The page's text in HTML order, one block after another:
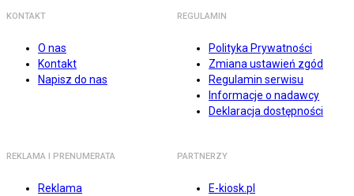
KONTAKT
O nas
Kontakt
Napisz do nas
REGULAMIN
Polityka Prywatności
Zmiana ustawień zgód
Regulamin serwisu
Informacje o nadawcy
Deklaracja dostępności
REKLAMA I PRENUMERATA
Reklama
PARTNERZY
E-kiosk.pl